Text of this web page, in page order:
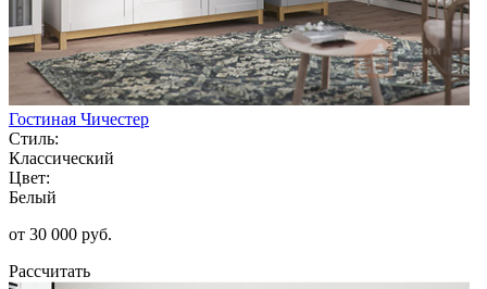
Гостиная Чичестер
Стиль:
Классический
Цвет:
Белый
от 30 000 руб.
Рассчитать